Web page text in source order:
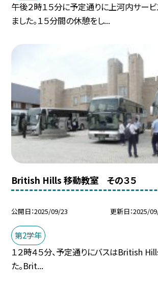
午後２時１５分に予定通りに上河内サー
ました。１５分間の休憩をし...
British Hills 移動教室 その３５
公開日 2025/09/23 更新日 2025/
第2学年
１２時４５分、予定通りにバスはBritish
た。Brit...